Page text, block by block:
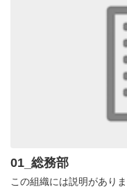
01_総務部
この組織には説明があり